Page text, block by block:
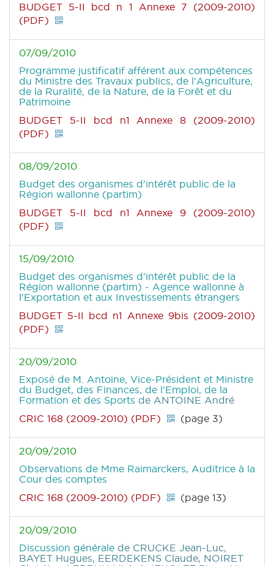
BUDGET 5-II bcd n 1 Annexe 7 (2009-2010)
(PDF)
07/09/2010
Programme justificatif afférent aux compétences
du Ministre des Travaux publics, de l'Agriculture,
de la Ruralité, de la Nature, de la Forêt et du
Patrimoine
BUDGET 5-II bcd n1 Annexe 8 (2009-2010)
(PDF)
08/09/2010
Budget des organismes d'intérêt public de la
Région wallonne (partim)
BUDGET 5-II bcd n1 Annexe 9 (2009-2010)
(PDF)
15/09/2010
Budget des organismes d'intérêt public de la
Région wallonne (partim) - Agence wallonne à
l'Exportation et aux Investissements étrangers
BUDGET 5-II bcd n1 Annexe 9bis (2009-2010)
(PDF)
20/09/2010
Exposé de M. Antoine, Vice-Président et Ministre
du Budget, des Finances, de l'Emploi, de la
Formation et des Sports de ANTOINE André
CRIC 168 (2009-2010) (PDF)
(page 3)
20/09/2010
Observations de Mme Raimarckers, Auditrice à la
Cour des comptes
CRIC 168 (2009-2010) (PDF)
(page 13)
20/09/2010
Discussion générale de CRUCKE Jean-Luc,
BAYET Hugues, EERDEKENS Claude, NOIRET